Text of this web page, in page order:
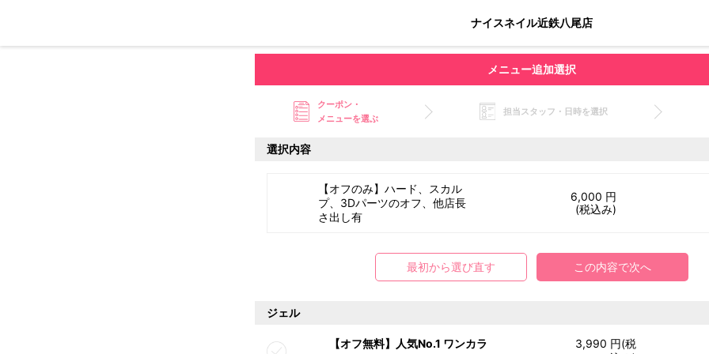
ナイスネイル近鉄八尾店
メニュー追加選択
クーポン・
メニューを選ぶ
担当スタッフ・日時を選択
選択内容
【オフのみ】ハード、スカル
プ、3Dパーツのオフ、他店長
さ出し有
6,000 円
(税込み)
最初から選び直す この内容で次へ
ジェル
【オフ無料】人気No.1 ワンカラ
3,990 円(税